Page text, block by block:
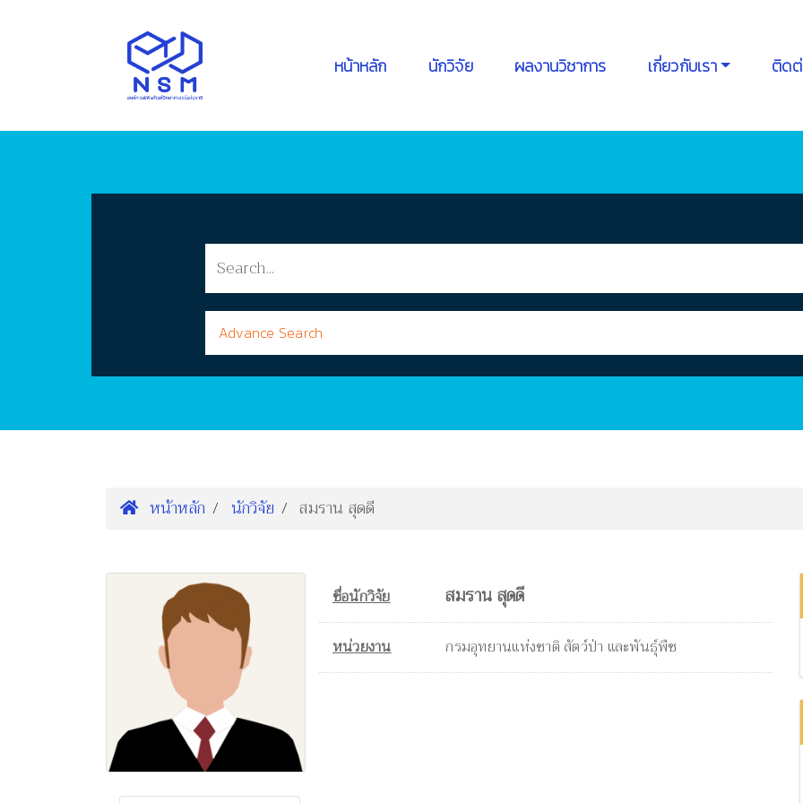
หน้าหลัก นักวิจัย ผลงานวิชาการ เกี่ยวกับเรา ติดต่
Advance Search
หน้าหลัก นักวิจัย สมราน สุดดี
ชื่อนักวิจัย สมราน สุดดี
หน่วยงาน กรมอุทยานแห่งชาติ สัตว์ป่า และพันธุ์พืช